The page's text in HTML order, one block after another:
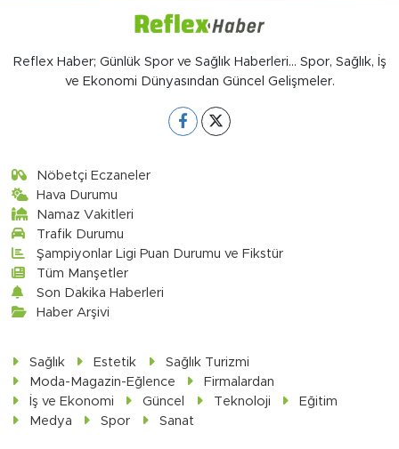
Reflex Haber; Günlük Spor ve Sağlık Haberleri... Spor, Sağlık, İş
ve Ekonomi Dünyasından Güncel Gelişmeler.
Nöbetçi Eczaneler
Hava Durumu
Namaz Vakitleri
Trafik Durumu
Şampiyonlar Ligi Puan Durumu ve Fikstür
Tüm Manşetler
Son Dakika Haberleri
Haber Arşivi
Sağlık Estetik
Sağlık Turizmi
Moda-Magazin-Eğlence
Firmalardan
İş ve Ekonomi
Güncel Teknoloji
Eğitim
Medya
Spor Sanat